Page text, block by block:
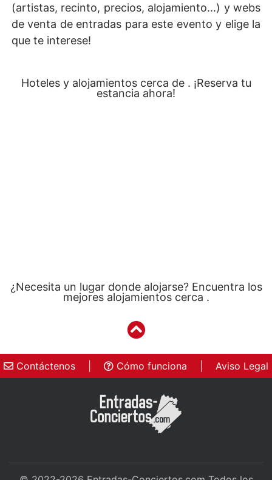
(artistas, recinto, precios, alojamiento...) y webs
de venta de entradas para este evento y elige la
que te interese!
Hoteles y alojamientos cerca de . ¡Reserva tu
estancia ahora!
¿Necesita un lugar donde alojarse? Encuentra los
mejores alojamientos cerca .
Contáctenos Cómo funciona Aviso Legal